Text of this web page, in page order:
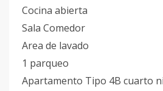
Cocina abierta
Sala Comedor
Area de lavado
1 parqueo
Apartamento Tipo 4B cuarto